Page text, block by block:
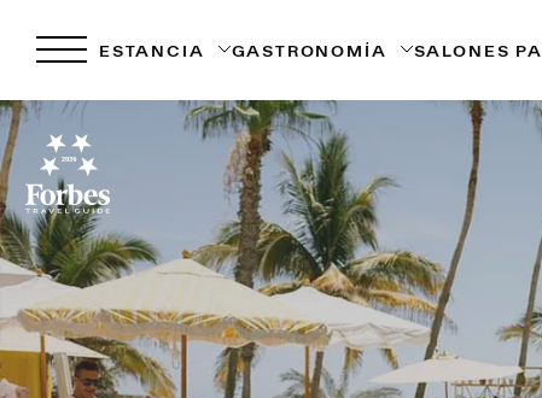
ESTANCIA GASTRONOMÍA SALONES